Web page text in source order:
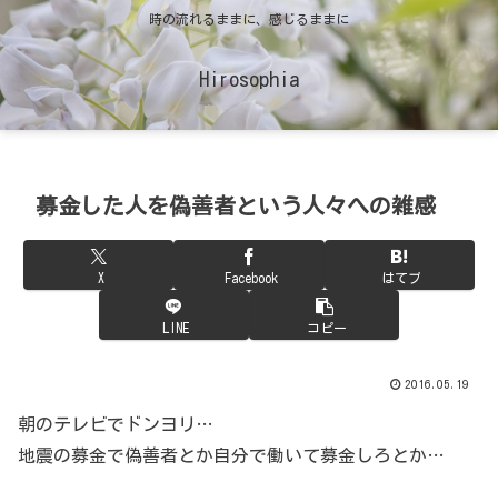
時の流れるままに、感じるままに
Hirosophia
募金した人を偽善者という人々への雑感
X Facebook はてブ
LINE コピー
2016.05.19
朝のテレビでドンヨリ…
地震の募金で偽善者とか自分で働いて募金しろとか…